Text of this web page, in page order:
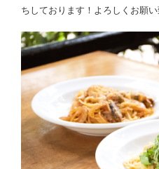
ちしております！よろしくお願い